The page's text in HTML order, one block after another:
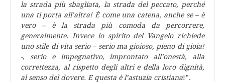
la strada più sbagliata, la strada del peccato, perché
una ti porta all’altra! È come una catena, anche se – è
vero – è la strada più comoda da percorrere,
generalmente. Invece lo spirito del Vangelo richiede
uno stile di vita serio – serio ma gioioso, pieno di gioia!
-, serio e impegnativo, improntato all’onestà, alla
correttezza, al rispetto degli altri e della loro dignità,
al senso del dovere. E questa è l’astuzia cristiana!”.